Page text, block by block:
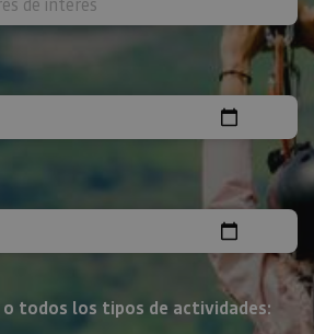
o todos los tipos de actividades: